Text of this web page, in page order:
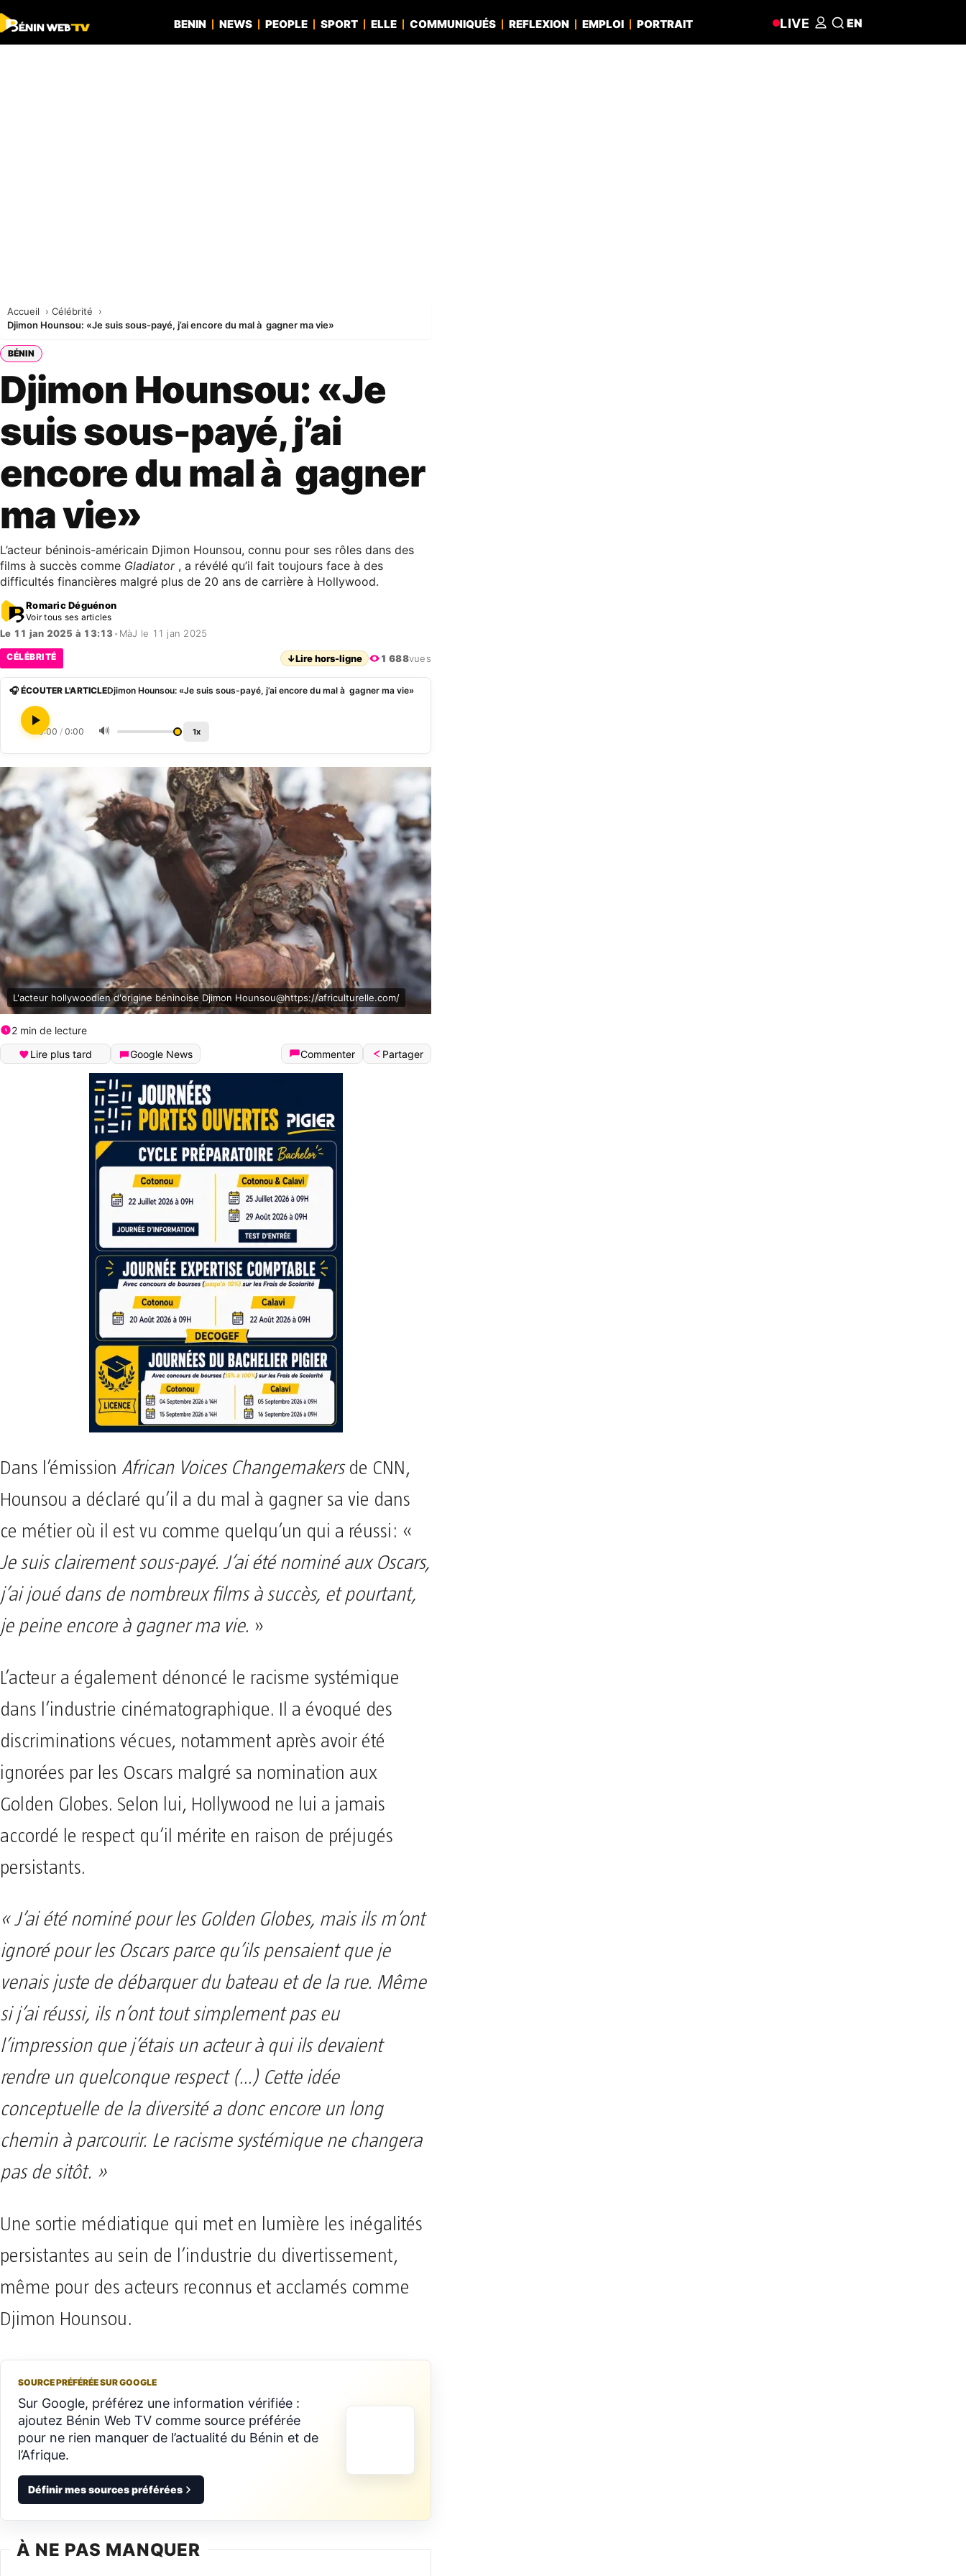
BENIN NEWS PEOPLE SPORT ELLE COMMUNIQUÉS REFLEXION EMPLOI PORTRAIT LIVE EN
Accueil
Célébrité
Djimon Hounsou: «Je suis sous-payé, j’ai encore du mal à gagner ma vie»
BÉNIN
Djimon Hounsou: «Je
suis sous-payé, j’ai
encore du mal à gagner
ma vie»
L’acteur béninois-américain Djimon Hounsou, connu pour ses rôles dans des
films à succès comme Gladiator, a révélé qu’il fait toujours face à des
difficultés financières malgré plus de 20 ans de carrière à Hollywood.
Romaric Déguénon
Voir tous ses articles
Le 11 jan 2025 à 13:13• MàJ le 11 jan 2025
CÉLÉBRITÉ ↓Lire hors-ligne 1 688vues
🎧 ÉCOUTER L'ARTICLEDjimon Hounsou: «Je suis sous-payé, j’ai encore du mal à gagner ma vie»
0:00 / 0:00 🔊 1x
L'acteur hollywoodien d'origine béninoise Djimon Hounsou@https://africulturelle.com/
2 min de lecture
Lire plus tard
Google News Commenter Partager
Dans l’émission African Voices Changemakersde CNN,
Hounsou a déclaré qu’il a du mal à gagner sa vie dans
ce métier où il est vu comme quelqu’un qui a réussi: «
Je suis clairement sous-payé. J’ai été nominé aux Oscars,
j’ai joué dans de nombreux films à succès, et pourtant,
je peine encore à gagner ma vie. »
L’acteur a également dénoncé le racisme systémique
dans l’industrie cinématographique. Il a évoqué des
discriminations vécues, notamment après avoir été
ignorées par les Oscars malgré sa nomination aux
Golden Globes. Selon lui, Hollywood ne lui a jamais
accordé le respect qu’il mérite en raison de préjugés
persistants.
« J’ai été nominé pour les Golden Globes, mais ils m’ont
ignoré pour les Oscars parce qu’ils pensaient que je
venais juste de débarquer du bateau et de la rue. Même
si j’ai réussi, ils n’ont tout simplement pas eu
l’impression que j’étais un acteur à qui ils devaient
rendre un quelconque respect (…) Cette idée
conceptuelle de la diversité a donc encore un long
chemin à parcourir. Le racisme systémique ne changera
pas de sitôt. »
Une sortie médiatique qui met en lumière les inégalités
persistantes au sein de l’industrie du divertissement,
même pour des acteurs reconnus et acclamés comme
Djimon Hounsou.
SOURCE PRÉFÉRÉE SUR GOOGLE
Sur Google, préférez une information vérifiée :
ajoutez Bénin Web TV comme source préférée
pour ne rien manquer de l’actualité du Bénin et de
l’Afrique.
Définir mes sources préférées
À NE PAS MANQUER